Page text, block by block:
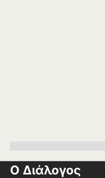
Ο Διάλογος